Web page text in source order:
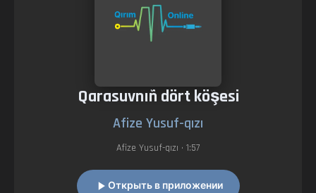
Qarasuvnıñ dört köşesi
Afize Yusuf-qızı
Afize Yusuf-qızı • 1:57
Открыть в приложении